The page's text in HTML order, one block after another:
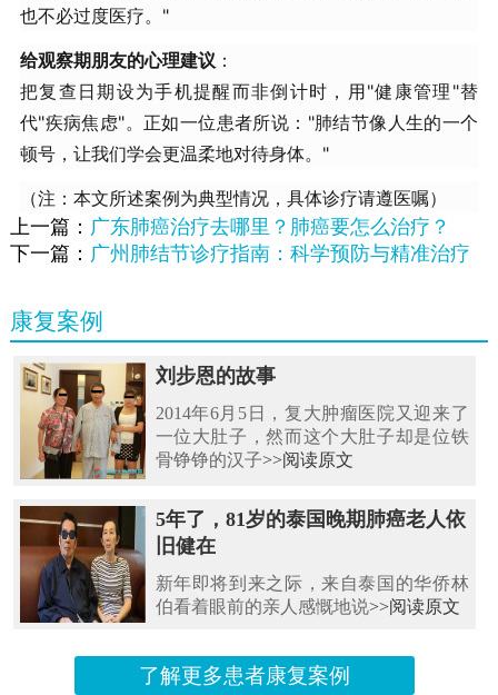
也不必过度医疗。"
​给观察期朋友的心理建议​ ​：
把复查日期设为手机提醒而非倒计时，用"健康管理"替
代"疾病焦虑"。正如一位患者所说："肺结节像人生的一个
顿号，让我们学会更温柔地对待身体。"
（注：本文所述案例为典型情况，具体诊疗请遵医嘱）
上一篇： 广东肺癌治疗去哪里？肺癌要怎么治疗？
下一篇： 广州肺结节诊疗指南：科学预防与精准治疗
康复案例
刘步恩的故事
2014年6月5日，复大肿瘤医院又迎来了
一位大肚子，然而这个大肚子却是位铁
骨铮铮的汉子>>阅读原文
5年了，81岁的泰国晚期肺癌老人依
旧健在
新年即将到来之际，来自泰国的华侨林
伯看着眼前的亲人感慨地说>>阅读原文
了解更多患者康复案例